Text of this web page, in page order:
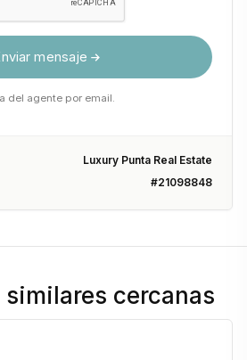
mensaje
del agente por email.
Luxury Punta Real Estate
#21098848
similares cercanas